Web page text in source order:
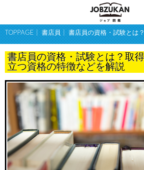
TOPPAGE 書店員 書店員の資格・試験とは
書店員の資格・試験とは？取
立つ資格の特徴などを解説